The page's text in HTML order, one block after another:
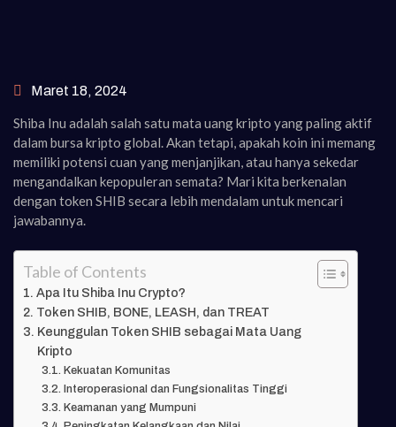
Maret 18, 2024
Shiba Inu adalah salah satu mata uang kripto yang paling aktif
dalam bursa kripto global. Akan tetapi, apakah koin ini memang
memiliki potensi cuan yang menjanjikan, atau hanya sekedar
mengandalkan kepopuleran semata? Mari kita berkenalan
dengan token SHIB secara lebih mendalam untuk mencari
jawabannya.
Table of Contents
Apa Itu Shiba Inu Crypto?
Token SHIB, BONE, LEASH, dan TREAT
Keunggulan Token SHIB sebagai Mata Uang
Kripto
Kekuatan Komunitas
Interoperasional dan Fungsionalitas Tinggi
Keamanan yang Mumpuni